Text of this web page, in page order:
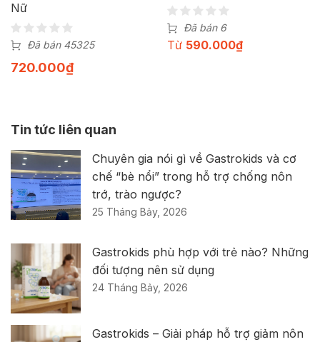
Nữ
Đã bán 45325
720.000₫
Đã bán 6
Từ 590.000₫
Tin tức liên quan
Chuyên gia nói gì về Gastrokids và cơ
chế “bè nổi” trong hỗ trợ chống nôn
trớ, trào ngược?
25 Tháng Bảy, 2026
Gastrokids phù hợp với trẻ nào? Những
đối tượng nên sử dụng
24 Tháng Bảy, 2026
Gastrokids – Giải pháp hỗ trợ giảm nôn